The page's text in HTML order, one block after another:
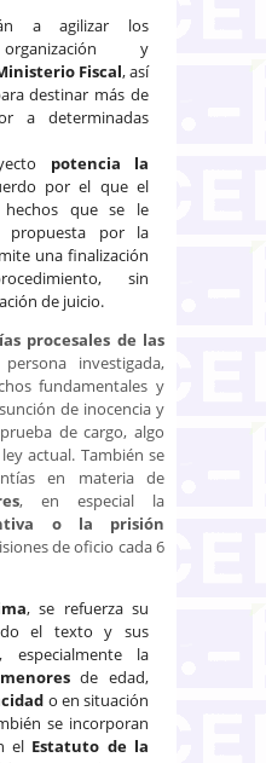
a agilizar los
y
Fiscal, así
destinar más de
a determinadas
potencia la
por el que el
hechos que se le
por la
una finalización
sin
de juicio.
procesales de las
investigada,
fundamentales y
de inocencia y
de cargo, algo
actual. También se
en materia de
, en especial la
o la prisión
de oficio cada 6
, se refuerza su
el texto y sus
especialmente la
de edad,
o en situación
se incorporan
el Estatuto de la